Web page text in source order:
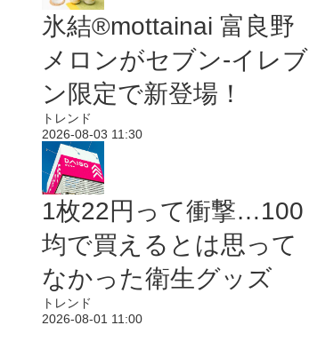
氷結®mottainai 富良野
メロンがセブン‐イレブ
ン限定で新登場！
トレンド
2026-08-03 11:30
1枚22円って衝撃…100
均で買えるとは思って
なかった衛生グッズ
トレンド
2026-08-01 11:00